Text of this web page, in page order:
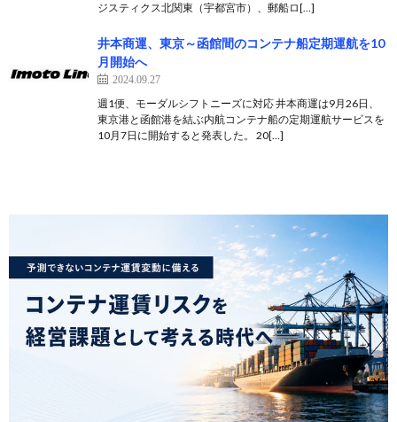
ジスティクス北関東（宇都宮市）、郵船ロ[…]
井本商運、東京～函館間のコンテナ船定期運航を10
月開始へ
2024.09.27
週1便、モーダルシフトニーズに対応 井本商運は9月26日、
東京港と函館港を結ぶ内航コンテナ船の定期運航サービスを
10月7日に開始すると発表した。 20[…]